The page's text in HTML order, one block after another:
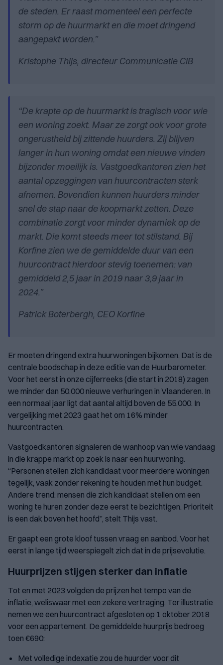
de steden. Er raast momenteel een perfecte
storm op de huurmarkt en die moet dringend
aangepakt worden.”
Kristophe Thijs, directeur Communicatie CIB
“De krapte op de huurmarkt is tragisch voor wie
een woning zoekt. Maar ze zorgt ook voor grote
ongerustheid bij zittende huurders. Zij blijven
langer in hun woning omdat een nieuwe vinden
bijzonder moeilijk is. Vastgoedkantoren zien het
aantal opzeggingen van huurcontracten sterk
afnemen. Bovendien kunnen huurders minder
snel de stap naar de koopmarkt zetten. Deze
combinatie zorgt voor minder dynamiek op de
markt. Die komt steeds meer tot stilstand. Bij
Korfine zien we de gemiddelde duur van een
huurcontract hierdoor stevig toenemen: van
gemiddeld 2,5 jaar in 2019 naar 3,9 jaar in
2024.”
Patrick Boterbergh, CEO Korfine
Er moeten dringend extra huurwoningen bijkomen. Dat is de
centrale boodschap in deze editie van de Huurbarometer.
Voor het eerst in onze cijferreeks (die start in 2018) zagen
we minder dan 50.000 nieuwe verhuringen in Vlaanderen. In
een normaal jaar ligt dat aantal altijd boven de 55.000. In
vergelijking met 2023 gaat het om 16% minder
huurcontracten.
Vastgoedkantoren signaleren de wanhoop van wie vandaag
in die krappe markt op zoek is naar een huurwoning.
“Personen stellen zich kandidaat voor meerdere woningen
tegelijk, vaak zonder rekening te houden met hun budget.
Andere trend: mensen die zich kandidaat stellen om een
woning te huren zonder deze eerst te bezichtigen. Prioriteit
is een dak boven het hoofd”, stelt Thijs vast.
Er gaapt een grote kloof tussen vraag en aanbod. Voor het
eerst in lange tijd weerspiegelt zich dat in de prijsevolutie.
Huurprijzen stijgen sterker dan inflatie
Tot en met 2023 volgden de prijzen het tempo van de
inflatie, weliswaar met een zekere vertraging. Ter illustratie
nemen we een huurcontract afgesloten op 1 oktober 2018
voor een appartement. De gemiddelde huurprijs bedroeg
toen €690:
Met volledige indexatie zou de huurder voor dit